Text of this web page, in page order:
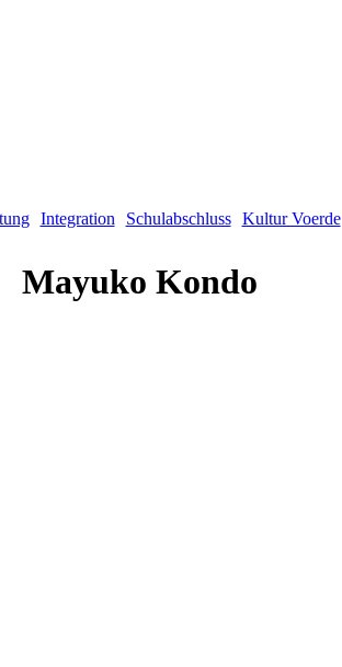
Integration Schulabschluss Kultur Voerde
Mayuko Kondo